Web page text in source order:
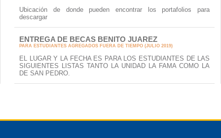
Ubicación de donde pueden encontrar los portafolios para
descargar
ENTREGA DE BECAS BENITO JUAREZ
PARA ESTUDIANTES AGREGADOS FUERA DE TIEMPO (JULIO 2019)
EL LUGAR Y LA FECHA ES PARA LOS ESTUDIANTES DE LAS
SIGUIENTES LISTAS TANTO LA UNIDAD LA FAMA COMO LA
DE SAN PEDRO.